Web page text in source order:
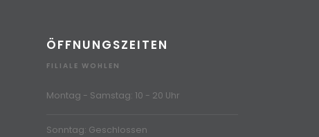
ÖFFNUNGSZEITEN
FILIALE WOHLEN
Montag - Samstag: 10 - 20 Uhr
Sonntag: Geschlossen